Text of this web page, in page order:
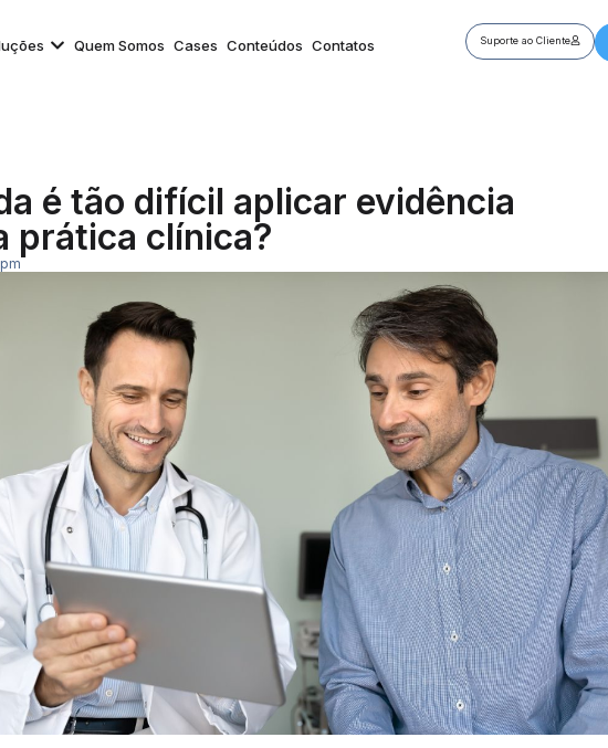
Quem Somos Cases Conteúdos Contatos Suporte ao Cliente
é tão difícil aplicar evidência
prática clínica?